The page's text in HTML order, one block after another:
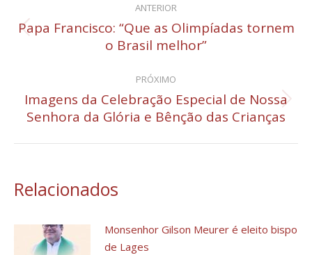
de
ANTERIOR
Post
anterior:
Papa Francisco: “Que as Olimpíadas tornem
o Brasil melhor”
PRÓXIMO
Próximo
post:
Imagens da Celebração Especial de Nossa
Senhora da Glória e Bênção das Crianças
Relacionados
Monsenhor Gilson Meurer é eleito bispo
de Lages